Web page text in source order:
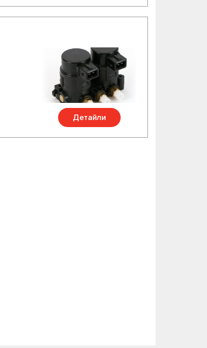
Детайли